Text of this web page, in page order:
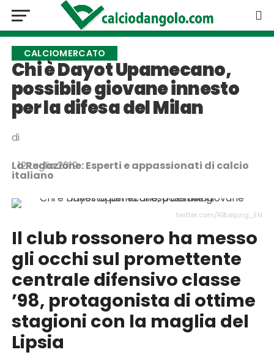
CALCIOMERCATO
Chi è Dayot Upamecano,
possibile giovane innesto
per la difesa del Milan
di
La Redazione: Esperti e appassionati di calcio
italiano
12 Luglio 2019
twitter.com/RBLeipzig_EN
Il club rossonero ha messo
gli occhi sul promettente
centrale difensivo classe
’98, protagonista di ottime
stagioni con la maglia del
Lipsia